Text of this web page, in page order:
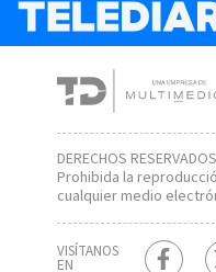
DERECHOS
Prohibida la
cualquier medio
VISÍTANOS
EN